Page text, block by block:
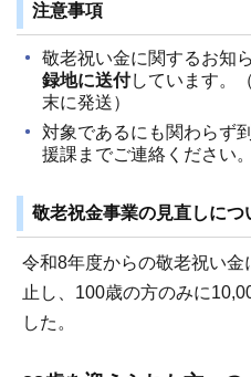
注意事項
敬老祝い金に関するお知
録地に送付しています。
末に発送）
対象であるにも関わらず
援課までご連絡ください。
敬老祝金事業の見直しにつ
令和8年度からの敬老祝い
止し、100歳の方のみに
した。